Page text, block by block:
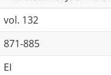
vol. 132
871-885
EI